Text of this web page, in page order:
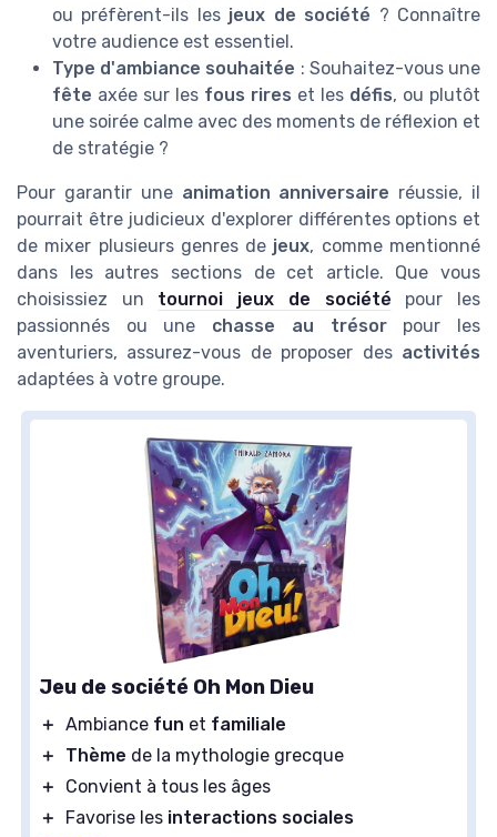
ou préfèrent-ils les jeux de société ? Connaître
votre audience est essentiel.
Type d'ambiance souhaitée : Souhaitez-vous une
fête axée sur les fous rires et les défis, ou plutôt
une soirée calme avec des moments de réflexion et
de stratégie ?
Pour garantir une animation anniversaire réussie, il
pourrait être judicieux d'explorer différentes options et
de mixer plusieurs genres de jeux, comme mentionné
dans les autres sections de cet article. Que vous
choisissiez un tournoi jeux de société pour les
passionnés ou une chasse au trésorpour les
aventuriers, assurez-vous de proposer des activités
adaptées à votre groupe.
Jeu de société Oh Mon Dieu
＋ Ambiance fun et familiale
＋
Thème de la mythologie grecque
＋
Convient à tous les âges
＋
Favorise les interactions sociales